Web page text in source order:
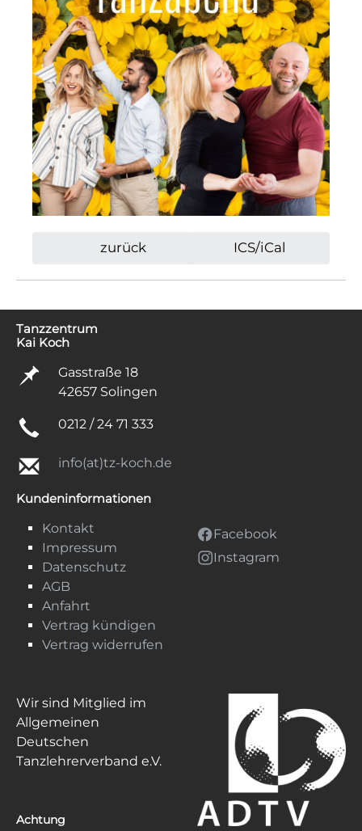
zurück ICS/iCal
Tanzzentrum
Kai Koch
Gasstraße 18
42657 Solingen
0212 / 24 71 333
info(at)tz-koch.de
Kundeninformationen
Kontakt
Impressum
Datenschutz
AGB
Anfahrt
Vertrag kündigen
Vertrag widerrufen
Facebook
Instagram
Wir sind Mitglied im
Allgemeinen
Deutschen
Tanzlehrerverband e.V.
Achtung